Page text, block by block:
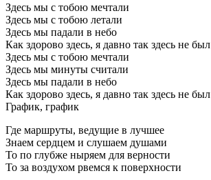
Здесь мы с тобою мечтали
Здесь мы с тобою летали
Здесь мы падали в небо
Как здорово здесь, я давно так здесь не был
Здесь мы с тобою мечтали
Здесь мы минуты считали
Здесь мы падали в небо
Как здорово здесь, я давно так здесь не был
График, график
Где маршруты, ведущие в лучшее
Знаем сердцем и слушаем душами
То по глубже ныряем для верности
То за воздухом рвемся к поверхности